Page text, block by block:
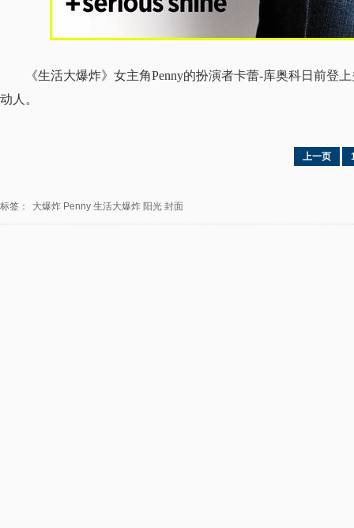
《生活大爆炸》女主角Penny的扮演者卡蕾-库奥科日前
动人。
上一页
标签： 大爆炸 Penny 生活大爆炸 阳光 封面